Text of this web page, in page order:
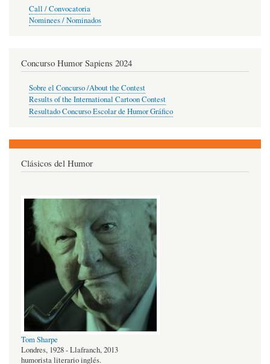
Call / Convocatoria
Nominees / Nominados
Concurso Humor Sapiens 2024
Sobre el Concurso /About the Contest
Results of the International Cartoon Contest
Resultado Concurso Escolar de Humor Gráfico
Clásicos del Humor
Tom Sharpe
Londres, 1928 - Llafranch, 2013
humorista literario inglés.